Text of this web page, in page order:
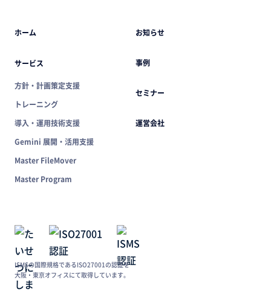
ISMSの国際規格であるISO27001の認証を
大阪・東京オフィスにて取得しています。
ホーム
サービス
方針・計画策定支援
トレーニング
導入・運用技術支援
Gemini 展開・活用支援
Master FileMover
Master Program
お知らせ
事例
セミナー
運営会社